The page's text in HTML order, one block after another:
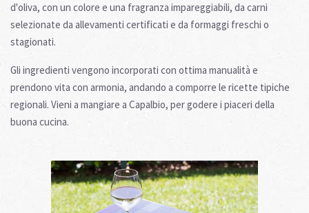
d'oliva, con un colore e una fragranza impareggiabili, da carni
selezionate da allevamenti certificati e da formaggi freschi o
stagionati.
Gli ingredienti vengono incorporati con ottima manualità e
prendono vita con armonia, andando a comporre le ricette tipiche
regionali. Vieni a mangiare a Capalbio, per godere i piaceri della
buona cucina.